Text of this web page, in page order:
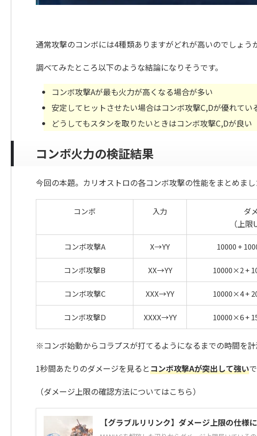
通常攻撃のコンボには4種類ありますがどれが高いのでしょう
調べてみたところ以下のような結論になりそうです。
コンボ攻撃Aが最も火力が高くなる場合が多い
安定してヒットさせたい場合はコンボ攻撃C,Dが優れてい
どうしてもスタンを取りたいときはコンボ攻撃C,Dが良い
コンボ火力の検証結果
今回の本題。カリオストロの各コンボ攻撃の性能をまとめまし
コンボ 入力 ダ
（上限
コンボ攻撃A X→YY 10000 +
コンボ攻撃B XX→YY 10000×2 +
コンボ攻撃C XXX→YY 10000×4 +
コンボ攻撃D XXXX→YY 10000×6 +
※コンボ始動からコラプスが打てるようになるまでの時間を
1秒間あたりのダメージを見るとコンボ攻撃Aが突出して強い
（ダメージ上限の確認方法についてはこちら）
【グラブルリリンク】ダメージ上限の仕様